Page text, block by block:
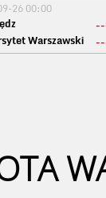
26 00:00
Warszawski